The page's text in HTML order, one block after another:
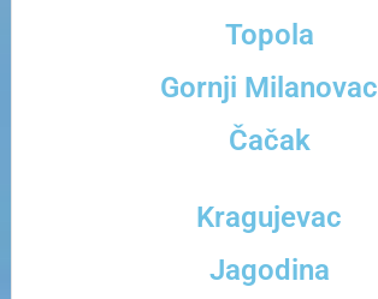
Topola
Gornji Milanovac
Čačak
Kragujevac
Jagodina